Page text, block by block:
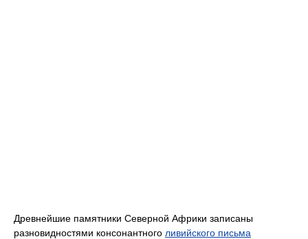
Древнейшие памятники Северной Африки записаны
разновидностями консонантного ливийского письма